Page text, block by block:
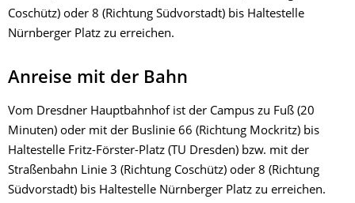
Coschütz) oder 8 (Richtung Südvorstadt) bis Haltestelle
Nürnberger Platz zu erreichen.
Anreise mit der Bahn
Vom Dresdner Hauptbahnhof ist der Campus zu Fuß (20
Minuten) oder mit der Buslinie 66 (Richtung Mockritz) bis
Haltestelle Fritz-Förster-Platz (TU Dresden) bzw. mit der
Straßenbahn Linie 3 (Richtung Coschütz) oder 8 (Richtung
Südvorstadt) bis Haltestelle Nürnberger Platz zu erreichen.